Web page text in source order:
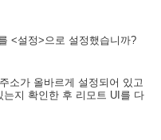
<설정>으로 설정했습니까?
소가 올바르게 설정되어 있고
지 확인한 후 리모트 UI를 다